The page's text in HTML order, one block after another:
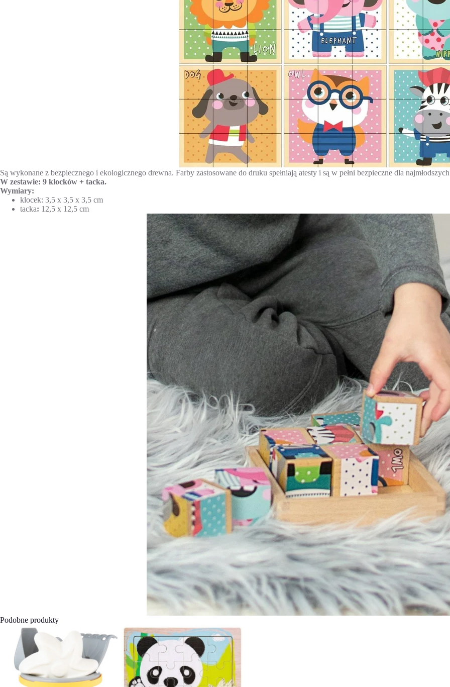
Są wykonane z bezpiecznego i ekologicznego drewna. Farby zastosowane do druku spełniają atesty i są w pełni bezpieczne dla
W zestawie: 9 klocków + tacka.
Wymiary:
klocek: 3,5 x 3,5 x 3,5 cm
tacka: 12,5 x 12,5 cm
Podobne produkty